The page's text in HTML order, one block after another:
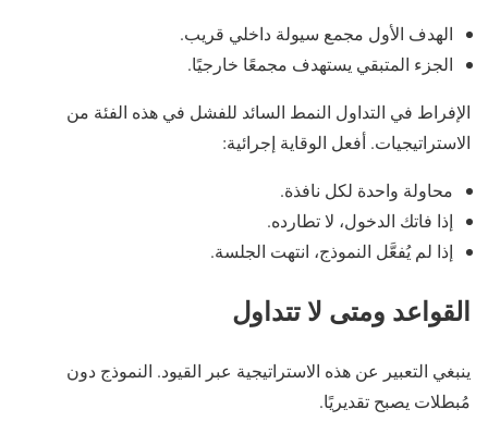
الهدف الأول مجمع سيولة داخلي قريب.
الجزء المتبقي يستهدف مجمعًا خارجيًا.
الإفراط في التداول النمط السائد للفشل في هذه الفئة من
الاستراتيجيات. أفعل الوقاية إجرائية:
محاولة واحدة لكل نافذة.
إذا فاتك الدخول، لا تطارده.
إذا لم يُفعَّل النموذج، انتهت الجلسة.
القواعد ومتى لا تتداول
ينبغي التعبير عن هذه الاستراتيجية عبر القيود. النموذج دون
مُبطلات يصبح تقديريًا.